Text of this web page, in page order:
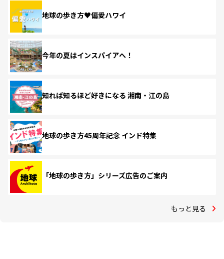
地球の歩き方♥偏愛ハワイ
今年の夏はインスパイアへ！
知れば知るほど好きになる 湘南・江の島
地球の歩き方45周年記念 インド特集
「地球の歩き方」シリーズ広告のご案内
もっと見る